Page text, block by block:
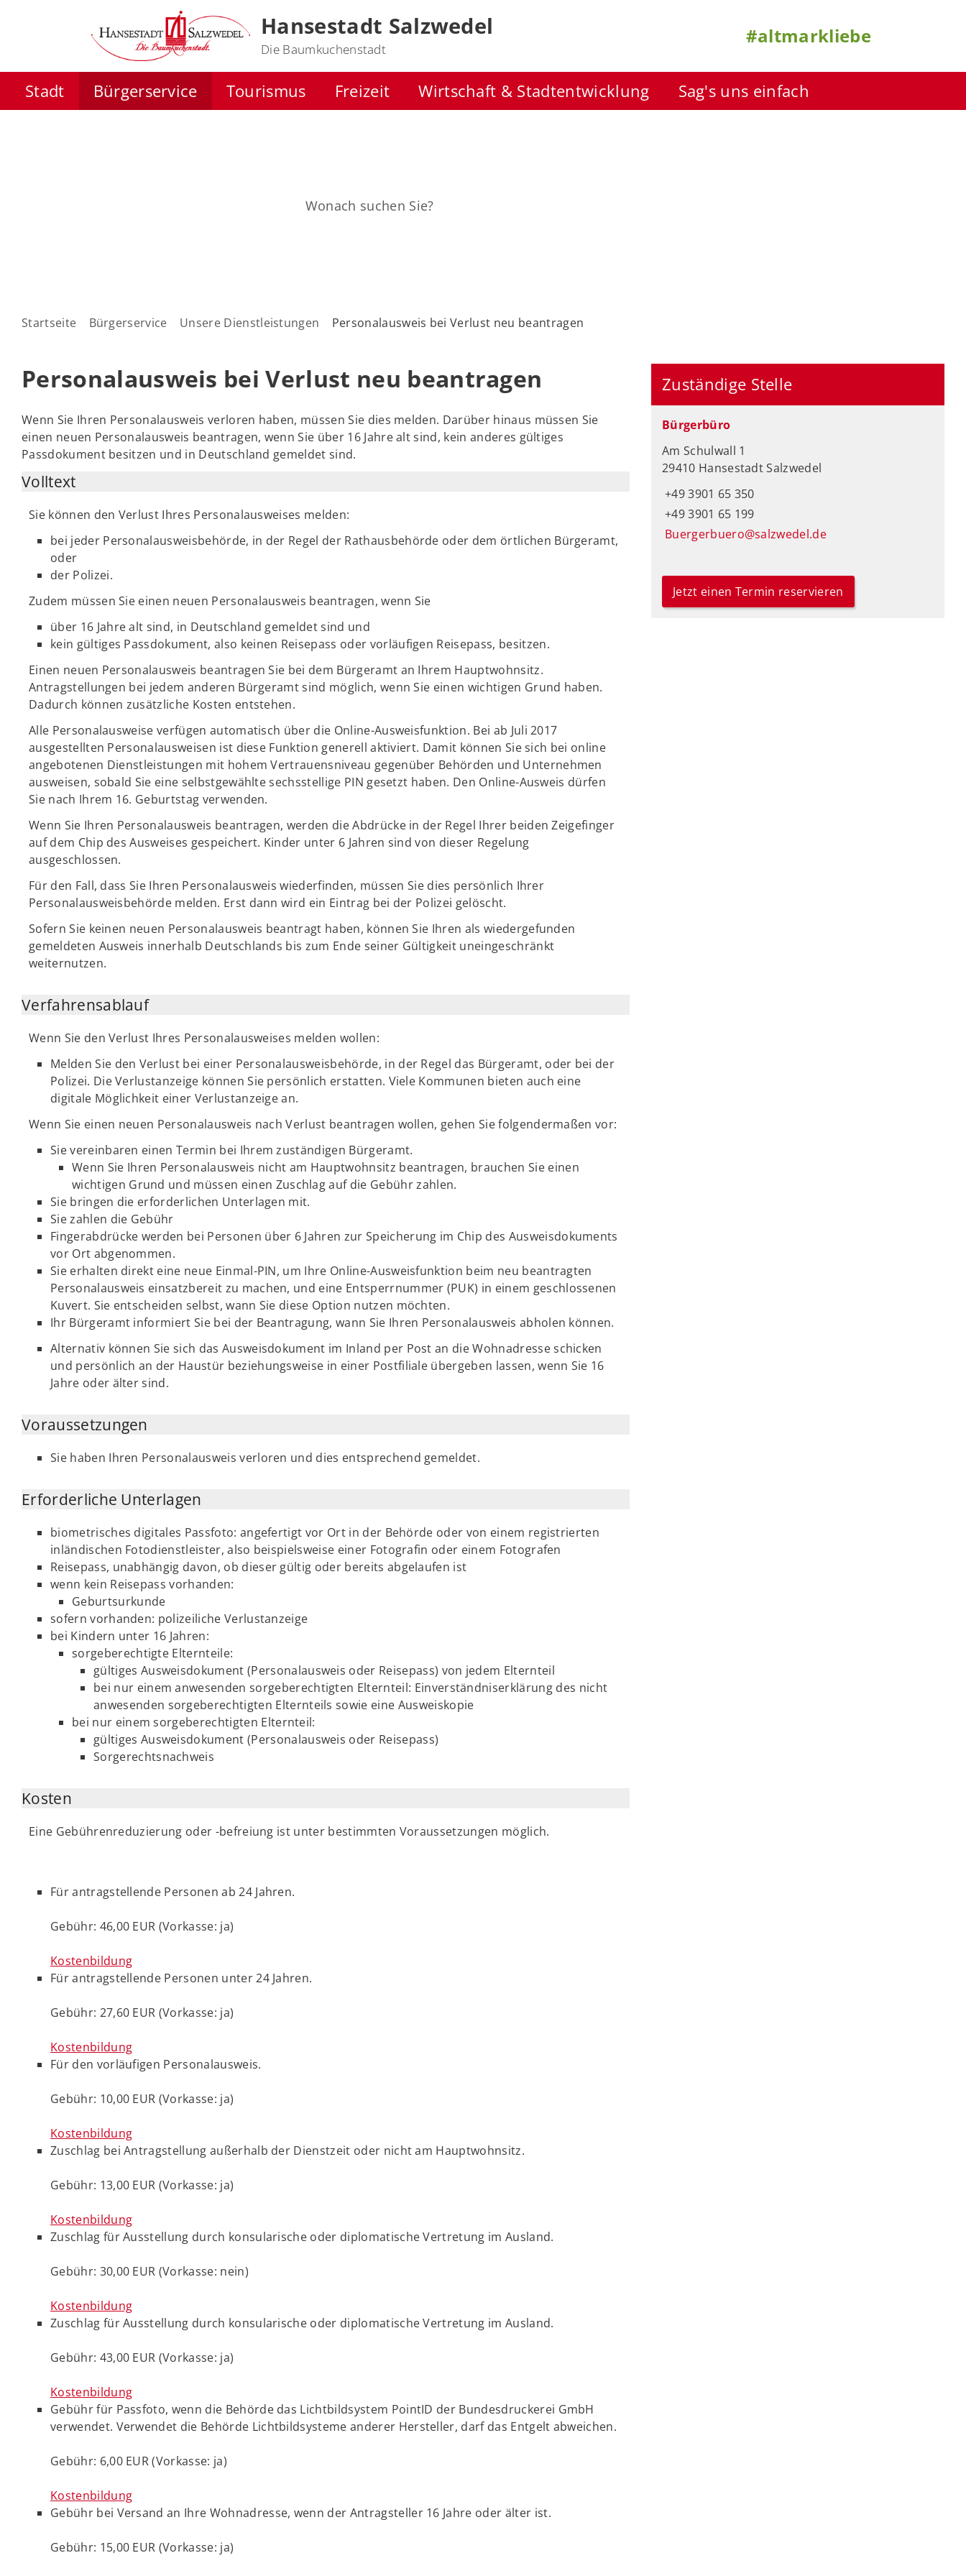
Hansestadt Salzwedel
Die Baumkuchenstadt
#altmarkliebe
Stadt Bürgerservice Tourismus Freizeit Wirtschaft & Stadtentwicklung Sag's uns einfach
Startseite Bürgerservice Unsere Dienstleistungen Personalausweis bei Verlust neu beantragen
Personalausweis bei Verlust neu beantragen
Wenn Sie Ihren Personalausweis verloren haben, müssen Sie dies melden. Darüber hinaus müssen Sie
einen neuen Personalausweis beantragen, wenn Sie über 16 Jahre alt sind, kein anderes gültiges
Passdokument besitzen und in Deutschland gemeldet sind.
Volltext
Sie können den Verlust Ihres Personalausweises melden:
bei jeder Personalausweisbehörde, in der Regel der Rathausbehörde oder dem örtlichen Bürgeramt,
oder
der Polizei.
Zudem müssen Sie einen neuen Personalausweis beantragen, wenn Sie
über 16 Jahre alt sind, in Deutschland gemeldet sind und
kein gültiges Passdokument, also keinen Reisepass oder vorläufigen Reisepass, besitzen.
Einen neuen Personalausweis beantragen Sie bei dem Bürgeramt an Ihrem Hauptwohnsitz.
Antragstellungen bei jedem anderen Bürgeramt sind möglich, wenn Sie einen wichtigen Grund haben.
Dadurch können zusätzliche Kosten entstehen.
Alle Personalausweise verfügen automatisch über die Online-Ausweisfunktion. Bei ab Juli 2017
ausgestellten Personalausweisen ist diese Funktion generell aktiviert. Damit können Sie sich bei online
angebotenen Dienstleistungen mit hohem Vertrauensniveau gegenüber Behörden und Unternehmen
ausweisen, sobald Sie eine selbstgewählte sechsstellige PIN gesetzt haben. Den Online-Ausweis dürfen
Sie nach Ihrem 16. Geburtstag verwenden.
Wenn Sie Ihren Personalausweis beantragen, werden die Abdrücke in der Regel Ihrer beiden Zeigefinger
auf dem Chip des Ausweises gespeichert. Kinder unter 6 Jahren sind von dieser Regelung
ausgeschlossen.
Für den Fall, dass Sie Ihren Personalausweis wiederfinden, müssen Sie dies persönlich Ihrer
Personalausweisbehörde melden. Erst dann wird ein Eintrag bei der Polizei gelöscht.
Sofern Sie keinen neuen Personalausweis beantragt haben, können Sie Ihren als wiedergefunden
gemeldeten Ausweis innerhalb Deutschlands bis zum Ende seiner Gültigkeit uneingeschränkt
weiternutzen.
Verfahrensablauf
Wenn Sie den Verlust Ihres Personalausweises melden wollen:
Melden Sie den Verlust bei einer Personalausweisbehörde, in der Regel das Bürgeramt, oder bei der
Polizei. Die Verlustanzeige können Sie persönlich erstatten. Viele Kommunen bieten auch eine
digitale Möglichkeit einer Verlustanzeige an.
Wenn Sie einen neuen Personalausweis nach Verlust beantragen wollen, gehen Sie folgendermaßen vor:
Sie vereinbaren einen Termin bei Ihrem zuständigen Bürgeramt.
Wenn Sie Ihren Personalausweis nicht am Hauptwohnsitz beantragen, brauchen Sie einen
wichtigen Grund und müssen einen Zuschlag auf die Gebühr zahlen.
Sie bringen die erforderlichen Unterlagen mit.
Sie zahlen die Gebühr
Fingerabdrücke werden bei Personen über 6 Jahren zur Speicherung im Chip des Ausweisdokuments
vor Ort abgenommen.
Sie erhalten direkt eine neue Einmal-PIN, um Ihre Online-Ausweisfunktion beim neu beantragten
Personalausweis einsatzbereit zu machen, und eine Entsperrnummer (PUK) in einem geschlossenen
Kuvert. Sie entscheiden selbst, wann Sie diese Option nutzen möchten.
Ihr Bürgeramt informiert Sie bei der Beantragung, wann Sie Ihren Personalausweis abholen können.
Alternativ können Sie sich das Ausweisdokument im Inland per Post an die Wohnadresse schicken
und persönlich an der Haustür beziehungsweise in einer Postfiliale übergeben lassen, wenn Sie 16
Jahre oder älter sind.
Voraussetzungen
Sie haben Ihren Personalausweis verloren und dies entsprechend gemeldet.
Erforderliche Unterlagen
biometrisches digitales Passfoto: angefertigt vor Ort in der Behörde oder von einem registrierten
inländischen Fotodienstleister, also beispielsweise einer Fotografin oder einem Fotografen
Reisepass, unabhängig davon, ob dieser gültig oder bereits abgelaufen ist
wenn kein Reisepass vorhanden:
Geburtsurkunde
sofern vorhanden: polizeiliche Verlustanzeige
bei Kindern unter 16 Jahren:
sorgeberechtigte Elternteile:
gültiges Ausweisdokument (Personalausweis oder Reisepass) von jedem Elternteil
bei nur einem anwesenden sorgeberechtigten Elternteil: Einverständniserklärung des nicht
anwesenden sorgeberechtigten Elternteils sowie eine Ausweiskopie
bei nur einem sorgeberechtigten Elternteil:
gültiges Ausweisdokument (Personalausweis oder Reisepass)
Sorgerechtsnachweis
Kosten
Eine Gebührenreduzierung oder -befreiung ist unter bestimmten Voraussetzungen möglich.
Für antragstellende Personen ab 24 Jahren.
Gebühr: 46,00 EUR (Vorkasse: ja)
Kostenbildung
Für antragstellende Personen unter 24 Jahren.
Gebühr: 27,60 EUR (Vorkasse: ja)
Kostenbildung
Für den vorläufigen Personalausweis.
Gebühr: 10,00 EUR (Vorkasse: ja)
Kostenbildung
Zuschlag bei Antragstellung außerhalb der Dienstzeit oder nicht am Hauptwohnsitz.
Gebühr: 13,00 EUR (Vorkasse: ja)
Kostenbildung
Zuschlag für Ausstellung durch konsularische oder diplomatische Vertretung im Ausland.
Gebühr: 30,00 EUR (Vorkasse: nein)
Kostenbildung
Zuschlag für Ausstellung durch konsularische oder diplomatische Vertretung im Ausland.
Gebühr: 43,00 EUR (Vorkasse: ja)
Kostenbildung
Gebühr für Passfoto, wenn die Behörde das Lichtbildsystem PointID der Bundesdruckerei GmbH
verwendet. Verwendet die Behörde Lichtbildsysteme anderer Hersteller, darf das Entgelt abweichen.
Gebühr: 6,00 EUR (Vorkasse: ja)
Kostenbildung
Gebühr bei Versand an Ihre Wohnadresse, wenn der Antragsteller 16 Jahre oder älter ist.
Gebühr: 15,00 EUR (Vorkasse: ja)
Zuständige Stelle
Bürgerbüro
Am Schulwall 1
29410 Hansestadt Salzwedel
+49 3901 65 350
+49 3901 65 199
Buergerbuero@salzwedel.de
Jetzt einen Termin reservieren